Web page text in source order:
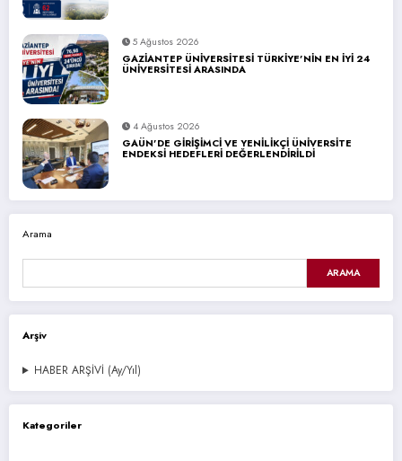
5 Ağustos 2026
GAZİANTEP ÜNİVERSİTESİ TÜRKİYE’NİN EN İYİ 24
ÜNİVERSİTESİ ARASINDA
4 Ağustos 2026
GAÜN’DE GİRİŞİMCİ VE YENİLİKÇİ ÜNİVERSİTE
ENDEKSİ HEDEFLERİ DEĞERLENDİRİLDİ
Arama
ARAMA
Arşiv
HABER ARŞİVİ (Ay/Yıl)
Kategoriler